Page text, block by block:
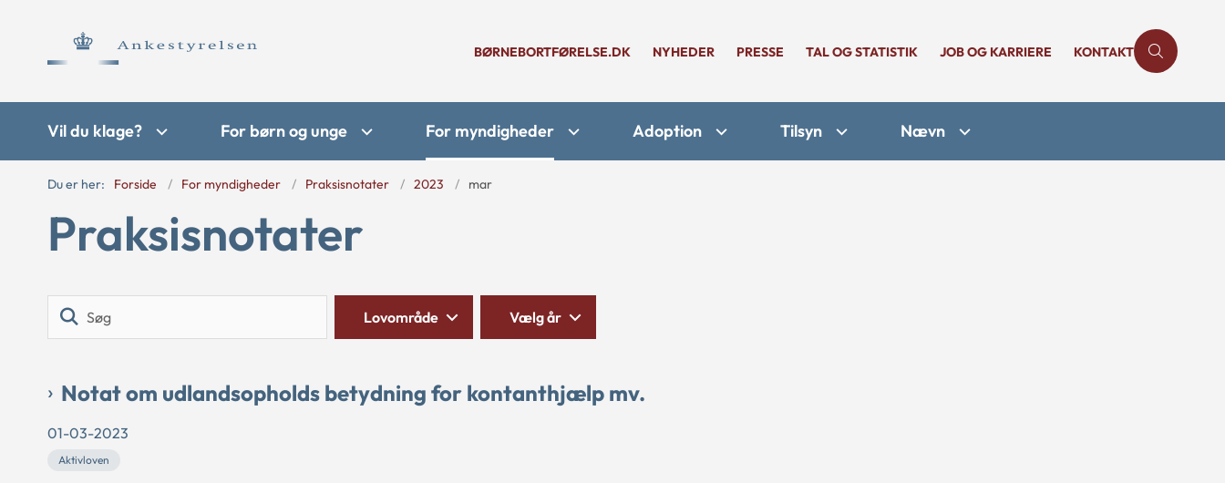
BØRNEBORTFØRELSE.DK NYHEDER PRESSE TAL OG STATISTIK JOB OG KARRIERE KONTAKT
Vil du klage? For børn og unge For myndigheder Adoption Tilsyn Nævn
Du er her: Forside For myndigheder Praksisnotater 2023 mar
Praksisnotater
Lovområde Vælg år
Notat om udlandsopholds betydning for kontanthjælp mv.
01-03-2023
Aktivloven